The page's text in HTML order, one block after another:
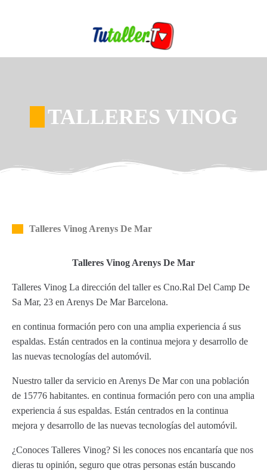
TALLERES VINOG
Talleres Vinog Arenys De Mar
Talleres Vinog Arenys De Mar
Talleres Vinog La dirección del taller es Cno.Ral Del Camp De
Sa Mar, 23 en Arenys De Mar Barcelona.
en continua formación pero con una amplia experiencia á sus
espaldas. Están centrados en la continua mejora y desarrollo de
las nuevas tecnologías del automóvil.
Nuestro taller da servicio en Arenys De Mar con una población
de 15776 habitantes. en continua formación pero con una amplia
experiencia á sus espaldas. Están centrados en la continua
mejora y desarrollo de las nuevas tecnologías del automóvil.
¿Conoces Talleres Vinog? Si les conoces nos encantaría que nos
dieras tu opinión, seguro que otras personas están buscando